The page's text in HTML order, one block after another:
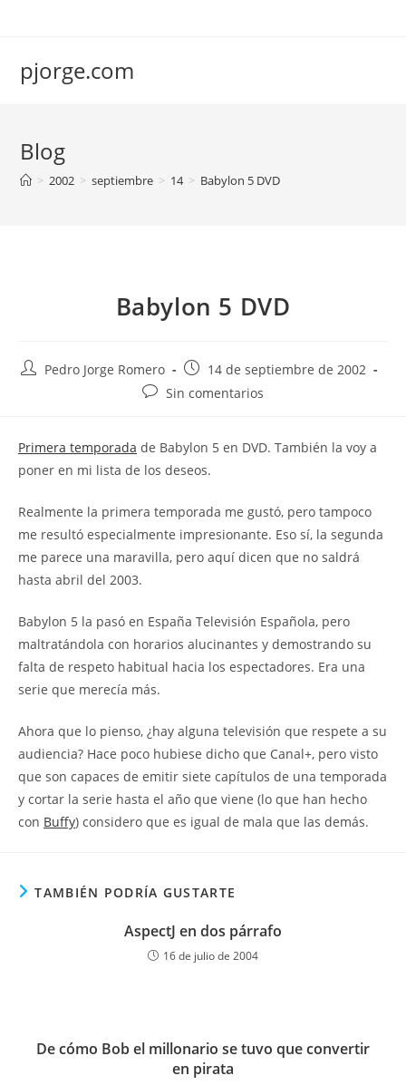
pjorge.com
Blog
> 2002 > septiembre > 14 > Babylon 5 DVD
Babylon 5 DVD
AutorPedro Jorge Romero
Publicación
de
14 de septiembre de 2002
Comentarios
entrada:
Sin comentarios
Primera temporada de Babylon 5 en DVD. También la voy a
poner en mi lista de los deseos.
Realmente la primera temporada me gustó, pero tampoco
me resultó especialmente impresionante. Eso sí, la segunda
me parece una maravilla, pero aquí dicen que no saldrá
hasta abril del 2003.
Babylon 5 la pasó en España Televisión Española, pero
maltratándola con horarios alucinantes y demostrando su
falta de respeto habitual hacia los espectadores. Era una
serie que merecía más.
Ahora que lo pienso, ¿hay alguna televisión que respete a su
audiencia? Hace poco hubiese dicho que Canal+, pero visto
que son capaces de emitir siete capítulos de una temporada
y cortar la serie hasta el año que viene (lo que han hecho
con Buffy) considero que es igual de mala que las demás.
TAMBIÉN PODRÍA GUSTARTE
AspectJ en dos párrafo
16 de julio de 2004
De cómo Bob el millonario se tuvo que convertir
en pirata